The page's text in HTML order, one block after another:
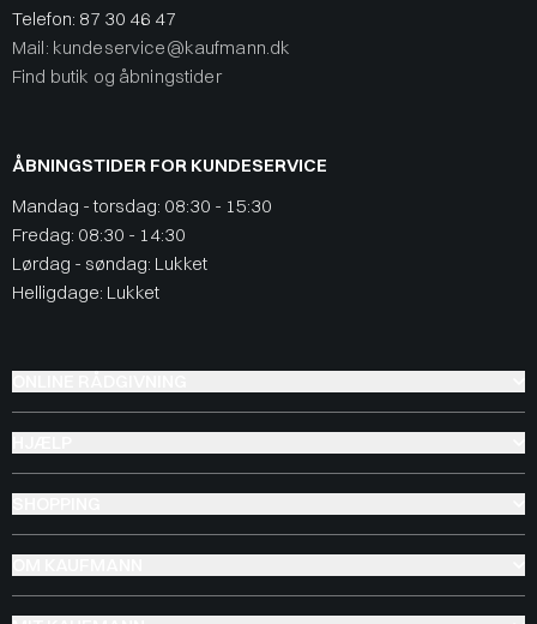
Telefon: 87 30 46 47
Mail: kundeservice@kaufmann.dk
Find butik og åbningstider
ÅBNINGSTIDER FOR KUNDESERVICE
Mandag - torsdag: 08:30 - 15:30
Fredag: 08:30 - 14:30
Lørdag - søndag: Lukket
Helligdage: Lukket